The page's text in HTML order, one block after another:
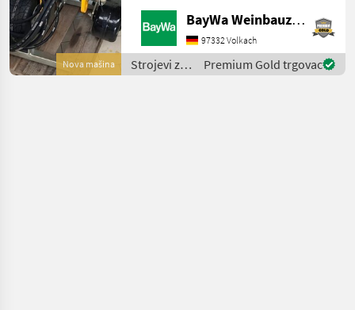
Nova mašina
kompakter Geräteträger für
Heckanbau (Kat. 1)
Breitenverstellung (1x DW)
oder alternat
BayWa Weinbauzentrum Volkach
97332 Volkach
Strojevi za
voćarstvo /
Premium Gold trgovac